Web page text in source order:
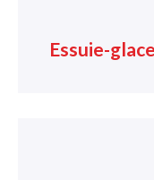
Essuie-glace